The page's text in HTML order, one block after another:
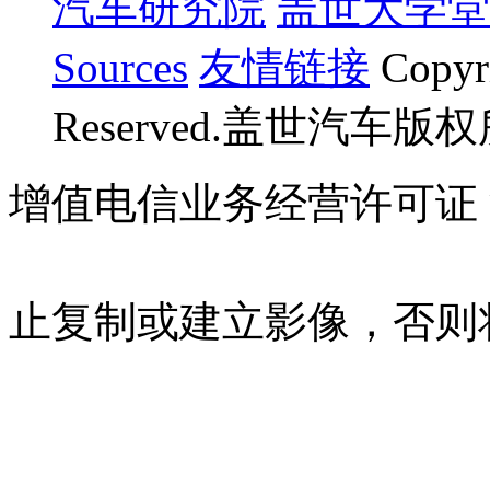
Sources 友情链接
Reserved.盖世汽车版
增值电信业务经营许可证
止复制或建立影像，否